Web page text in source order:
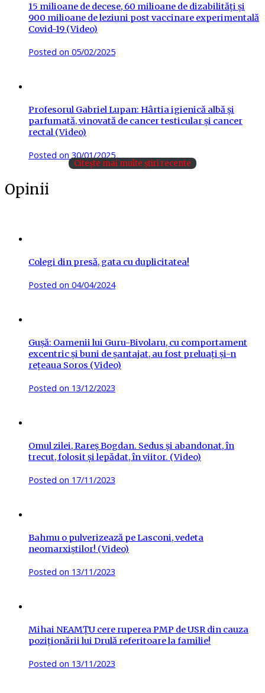
15 milioane de decese, 60 milioane de dizabilități și
900 milioane de leziuni post vaccinare experimentală
Covid-19 (Video)
Posted on 05/02/2025
Profesorul Gabriel Lupan: Hârtia igienică albă și
parfumată, vinovată de cancer testicular și cancer
rectal (Video)
Posted on30/01/2025
Citește mai multe știri recente
Opinii
Colegi din presă, gata cu duplicitatea!
Posted on 04/04/2024
Gușă: Oamenii lui Guru-Bivolaru, cu comportament
excentric și buni de șantajat, au fost preluați și-n
rețeaua Soros (Video)
Posted on 13/12/2023
Omul zilei, Rareș Bogdan. Sedus și abandonat, în
trecut, folosit și lepădat, în viitor. (Video)
Posted on 17/11/2023
Bahmu o pulverizează pe Lasconi, vedeta
neomarxiștilor! (Video)
Posted on 13/11/2023
Mihai NEAMȚU cere ruperea PMP de USR din cauza
poziționării lui Drulă referitoare la familie!
Posted on 13/11/2023